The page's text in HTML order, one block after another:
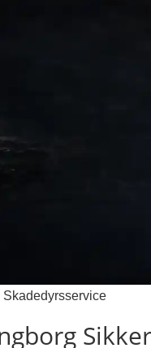
Skadedyrsservice